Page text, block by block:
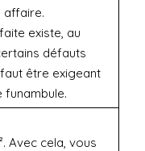
affaire.
existe, au
défauts
être exigeant
funambule.
Avec cela, vous